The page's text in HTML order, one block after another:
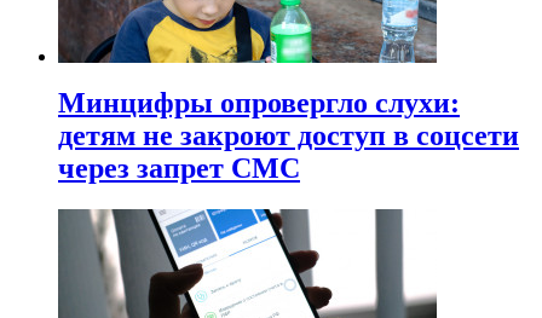
Минцифры опровергло слухи:
детям не закроют доступ в соцсети
через запрет СМС